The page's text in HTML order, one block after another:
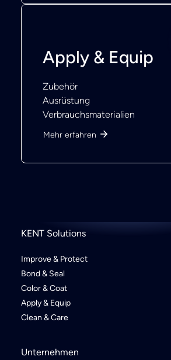
Apply & Equip
Zubehör
Ausrüstung
Verbrauchsmaterialien
Mehr erfahren
KENT Solutions
Improve & Protect
Bond & Seal
Color & Coat
Apply & Equip
Clean & Care
Unternehmen